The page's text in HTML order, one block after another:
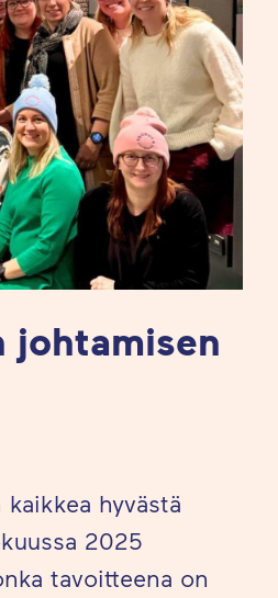
johtamisen
hyvästä
2025
tavoitteena on